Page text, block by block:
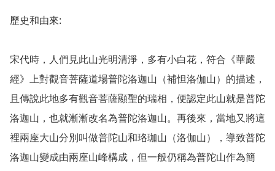
歷史和由來:
宋代時，人們見此山光明清淨，多有小白花，符合《華嚴
經》上對觀音菩薩道場普陀洛迦山（補怛洛伽山）的描述，
且傳說此地多有觀音菩薩顯聖的瑞相，便認定此山就是普陀
洛迦山，也就漸漸改名為普陀洛迦山。再後來，當地又將這
裡兩座大山分別叫做普陀山和珞珈山（洛伽山），導致普陀
洛迦山變成由兩座山峰構成，但一般仍稱為普陀山作為簡